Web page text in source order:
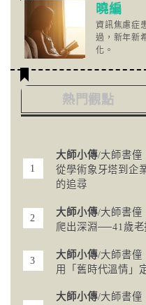
曉編
資訊焦慮症
過，新年新
化。
熱門觀點
大師小傳/大師書僮
從學術象牙塔到企
的追尋
大師小傳/大師書僮
爬出深淵──41歲老
大師小傳/大師書僮
用「舊時代溫情」
大師小傳/大師書僮